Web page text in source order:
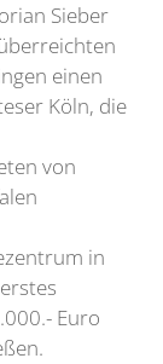
Sieber
einen
Köln, die
von
in
Euro